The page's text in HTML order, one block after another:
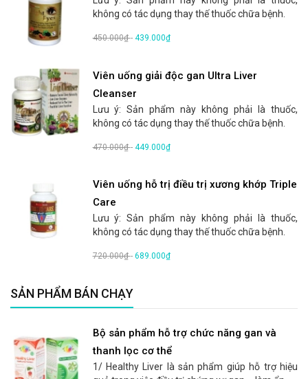
không có tác dụng thay thế thuốc chữa bệnh.
450.000₫- 439.000₫
Viên uống giải độc gan Ultra Liver
Cleanser
Lưu ý: Sản phẩm này không phải là thuốc,
không có tác dụng thay thế thuốc chữa bệnh.
470.000₫- 449.000₫
Viên uống hỗ trị điều trị xương khớp Triple
Care
Lưu ý: Sản phẩm này không phải là thuốc,
không có tác dụng thay thế thuốc chữa bệnh.
720.000₫- 689.000₫
SẢN PHẨM BÁN CHẠY
Bộ sản phẩm hỗ trợ chức năng gan và
thanh lọc cơ thể
1/ Healthy Liver là sản phẩm giúp hỗ trợ hiệu